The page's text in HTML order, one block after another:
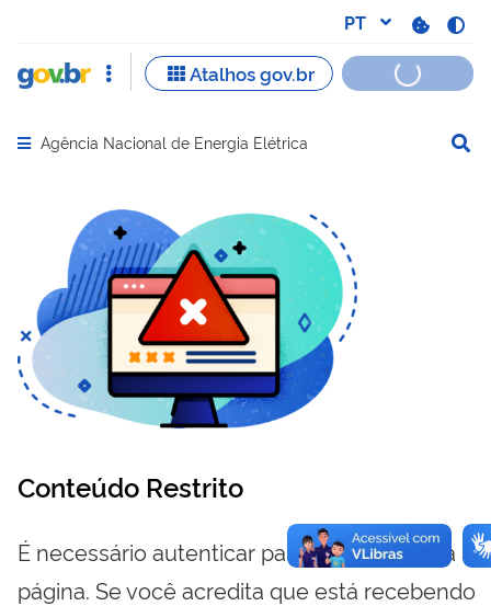
Abrir menu principal de navegação
Agência Nacional de Energia Elétrica
Conteúdo Restrito
É necessário autenticar para visualizar essa
página. Se você acredita que está recebendo